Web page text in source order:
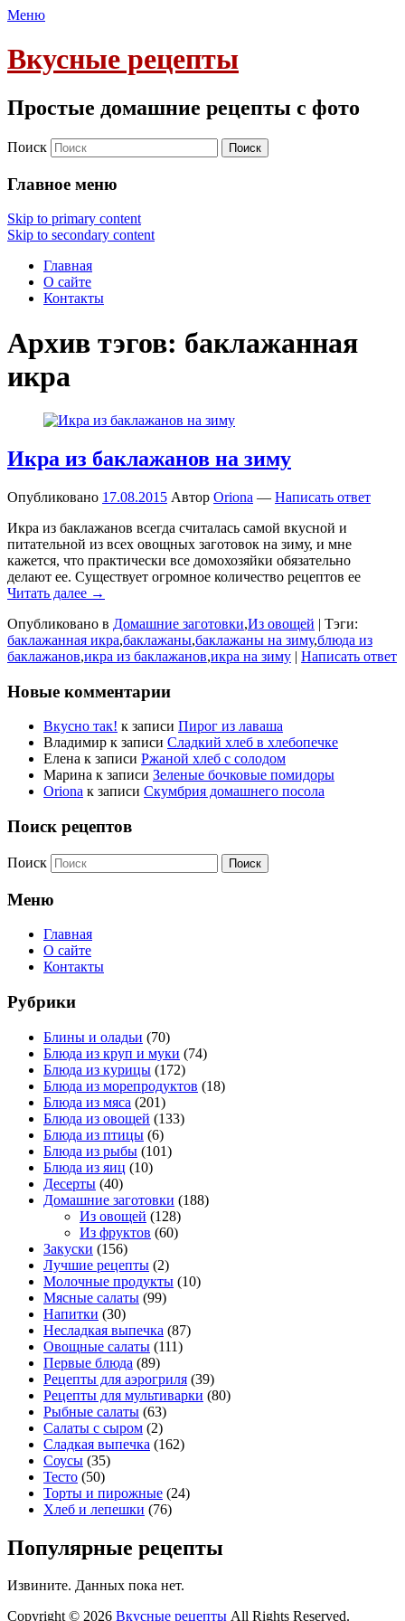
Меню
Вкусные рецепты
Простые домашние рецепты с фото
Поиск
Главное меню
Skip to primary content
Skip to secondary content
Главная
О сайте
Контакты
Архив тэгов: баклажанная
икра
Икра из баклажанов на зиму
Опубликовано 17.08.2015 Автор Oriona — Написать ответ
Икра из баклажанов всегда считалась самой вкусной и
питательной из всех овощных заготовок на зиму, и мне
кажется, что практически все домохозяйки обязательно
делают ее. Существует огромное количество рецептов ее
Читать далее →
Опубликовано в Домашние заготовки,Из овощей | Тэги:
баклажанная икра,баклажаны,баклажаны на зиму,блюда из
баклажанов,икра из баклажанов,икра на зиму | Написать ответ
Новые комментарии
Вкусно так! к записи Пирог из лаваша
Владимир к записи Сладкий хлеб в хлебопечке
Елена к записи Ржаной хлеб с солодом
Марина к записи Зеленые бочковые помидоры
Oriona к записи Скумбрия домашнего посола
Поиск рецептов
Поиск
Меню
Главная
О сайте
Контакты
Рубрики
Блины и оладьи (70)
Блюда из круп и муки (74)
Блюда из курицы (172)
Блюда из морепродуктов (18)
Блюда из мяса (201)
Блюда из овощей (133)
Блюда из птицы (6)
Блюда из рыбы (101)
Блюда из яиц (10)
Десерты (40)
Домашние заготовки (188)
Из овощей (128)
Из фруктов (60)
Закуски (156)
Лучшие рецепты (2)
Молочные продукты (10)
Мясные салаты (99)
Напитки (30)
Несладкая выпечка (87)
Овощные салаты (111)
Первые блюда (89)
Рецепты для аэрогриля (39)
Рецепты для мультиварки (80)
Рыбные салаты (63)
Салаты с сыром (2)
Сладкая выпечка (162)
Соусы (35)
Тесто (50)
Торты и пирожные (24)
Хлеб и лепешки (76)
Популярные рецепты
Извините. Данных пока нет.
Copyright © 2026 Вкусные рецепты All Rights Reserved.